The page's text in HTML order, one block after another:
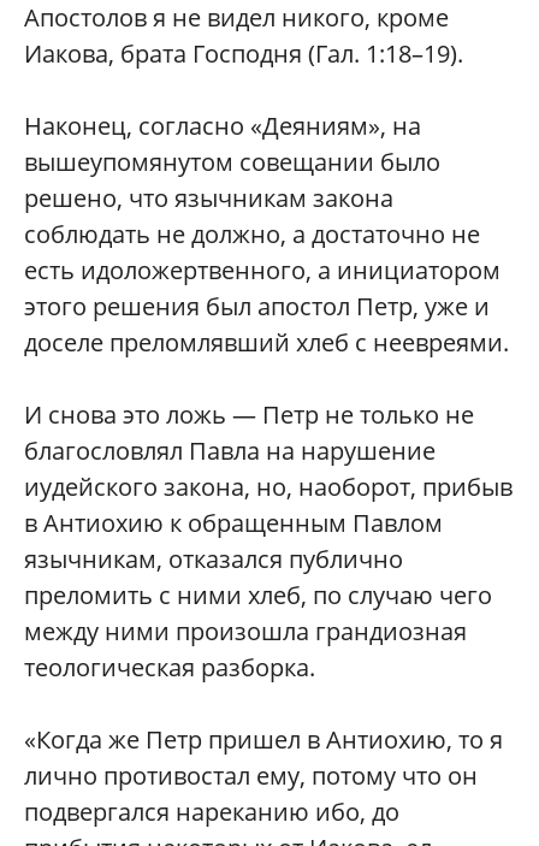
Апостолов я не видел никого, кроме
Иакова, брата Господня (Гал. 1:18–19).
Наконец, согласно «Деяниям», на
вышеупомянутом совещании было
решено, что язычникам закона
соблюдать не должно, а достаточно не
есть идоложертвенного, а инициатором
этого решения был апостол Петр, уже и
доселе преломлявший хлеб с неевреями.
И снова это ложь — Петр не только не
благословлял Павла на нарушение
иудейского закона, но, наоборот, прибыв
в Антиохию к обращенным Павлом
язычникам, отказался публично
преломить с ними хлеб, по случаю чего
между ними произошла грандиозная
теологическая разборка.
«Когда же Петр пришел в Антиохию, то я
лично противостал ему, потому что он
подвергался нареканию ибо, до